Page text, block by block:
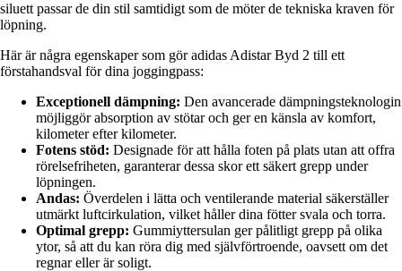
siluett passar de din stil samtidigt som de möter de tekniska kraven för
löpning.
Här är några egenskaper som gör adidas Adistar Byd 2 till ett
förstahandsval för dina joggingpass:
Exceptionell dämpning: Den avancerade dämpningsteknologin
möjliggör absorption av stötar och ger en känsla av komfort,
kilometer efter kilometer.
Fotens stöd: Designade för att hålla foten på plats utan att offra
rörelsefriheten, garanterar dessa skor ett säkert grepp under
löpningen.
Andas: Överdelen i lätta och ventilerande material säkerställer
utmärkt luftcirkulation, vilket håller dina fötter svala och torra.
Optimal grepp: Gummiyttersulan ger pålitligt grepp på olika
ytor, så att du kan röra dig med självförtroende, oavsett om det
regnar eller är soligt.